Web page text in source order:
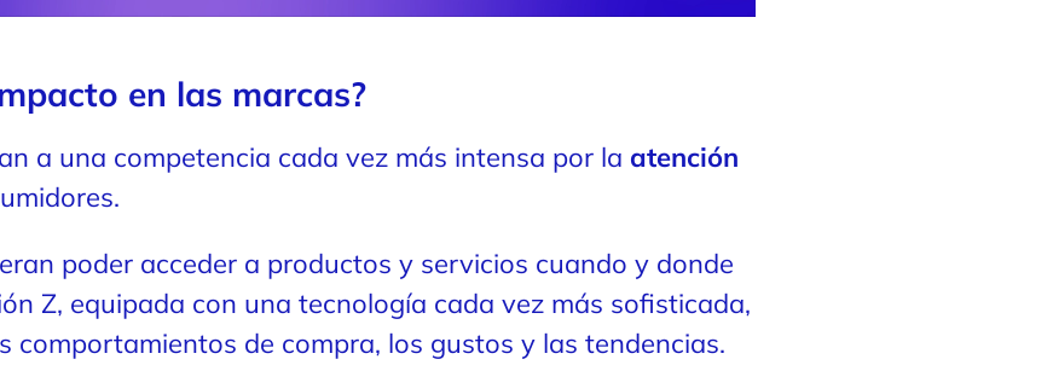
en las marcas?
a una competencia cada vez más intensa por la atención
poder acceder a productos y servicios cuando y donde
Z, equipada con una tecnología cada vez más sofisticada,
comportamientos de compra, los gustos y las tendencias.